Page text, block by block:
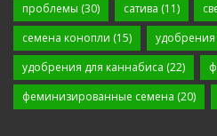
проблемы (30) сатива (11)
семена конопли (15) удобрения
удобрения для каннабиса (22)
феминизированные семена (20)